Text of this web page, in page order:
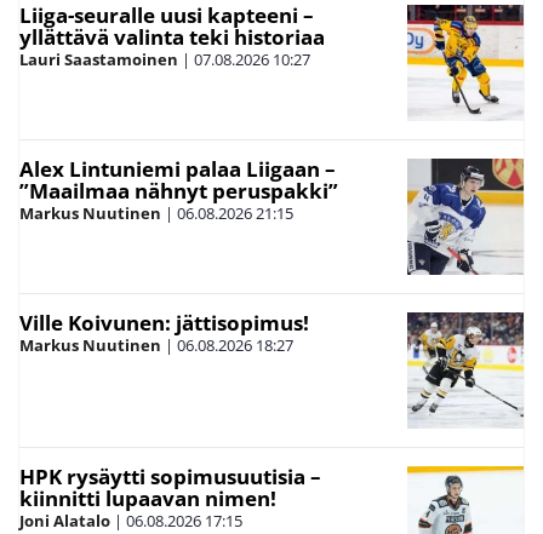
Liiga-seuralle uusi kapteeni –
yllättävä valinta teki historiaa
Lauri Saastamoinen | 07.08.2026 10:27
Alex Lintuniemi palaa Liigaan –
”Maailmaa nähnyt peruspakki”
Markus Nuutinen | 06.08.202621:15
Ville Koivunen: jättisopimus!
Markus Nuutinen | 06.08.2026 18:27
HPK rysäytti sopimusuutisia –
kiinnitti lupaavan nimen!
Joni Alatalo | 06.08.2026 17:15